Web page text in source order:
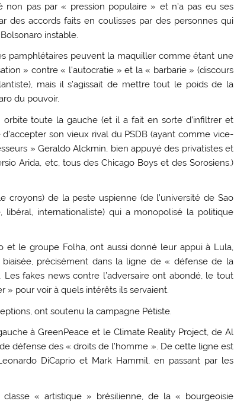
pas par « pression populaire » et n’a pas eu ses
des accords faits en coulisses par des personnes qui
instable.
pamphlétaires peuvent la maquiller comme étant une
» contre « l’autocratie » et la « barbarie » (discours
mais il s’agissait de mettre tout le poids de la
du pouvoir.
toute la gauche (et il a fait en sorte d’infiltrer et
son vieux rival du PSDB (ayant comme vice-
» Geraldo Alckmin, bien appuyé des privatistes et
Arida, etc, tous des Chicago Boys et des Sorosiens.)
croyons) de la peste uspienne (de l’université de Sao
libéral, internationaliste) qui a monopolisé la politique
et le groupe Folha, ont aussi donné leur appui à Lula,
précisément dans la ligne de « défense de la
fakes news contre l’adversaire ont abondé, le tout
» pour voir à quels intérêts ils servaient.
ont soutenu la campagne Pétiste.
à GreenPeace et le Climate Reality Project, de Al
défense des « droits de l’homme ». De cette ligne est
DiCaprio et Mark Hammil, en passant par les
« artistique » brésilienne, de la « bourgeoisie